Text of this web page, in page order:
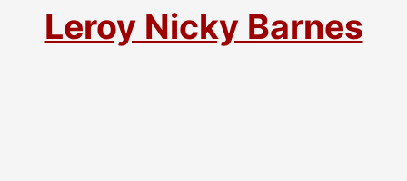
Leroy Nicky Barnes